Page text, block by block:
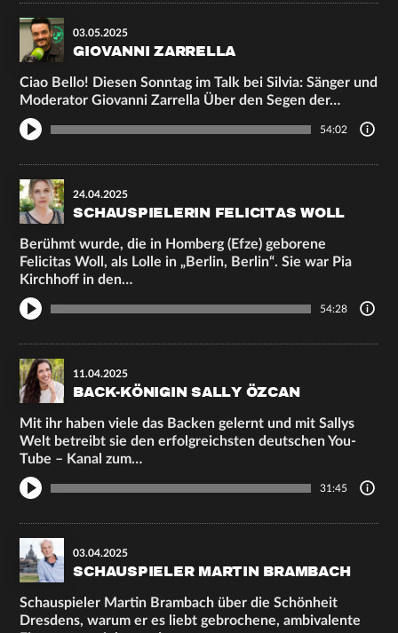
03.05.2025
GIOVANNI ZARRELLA
Ciao Bello! Diesen Sonntag im Talk bei Silvia: Sänger und
Moderator Giovanni Zarrella Über den Segen der…
54:02
24.04.2025
SCHAUSPIELERIN FELICITAS WOLL
Berühmt wurde, die in Homberg (Efze) geborene
Felicitas Woll, als Lolle in „Berlin, Berlin“. Sie war Pia
Kirchhoff in den…
54:28
11.04.2025
BACK-KÖNIGIN SALLY ÖZCAN
Mit ihr haben viele das Backen gelernt und mit Sallys
Welt betreibt sie den erfolgreichsten deutschen You-
Tube – Kanal zum…
31:45
03.04.2025
SCHAUSPIELER MARTIN BRAMBACH
Schauspieler Martin Brambach über die Schönheit
Dresdens, warum er es liebt gebrochene, ambivalente